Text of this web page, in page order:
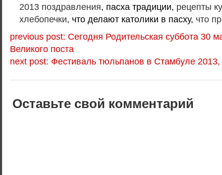
2013 поздравления, пасха традиции, рецепты
хлебопечки, что делают католики в пасху, что
previous post: Сегодня Родительская суббота 30
Великого поста
next post: Фестиваль тюльпанов в Стамбуле
Оставьте свой комментарий